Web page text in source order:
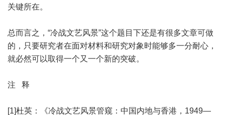
关键所在。
总而言之，“冷战文艺风景”这个题目下还是有很多文章可做
的，只要研究者在面对材料和研究对象时能够多一分耐心，
就必然可以取得一个又一个新的突破。
注 释
[1]杜英：《冷战文艺风景管窥：中国内地与香港，1949—